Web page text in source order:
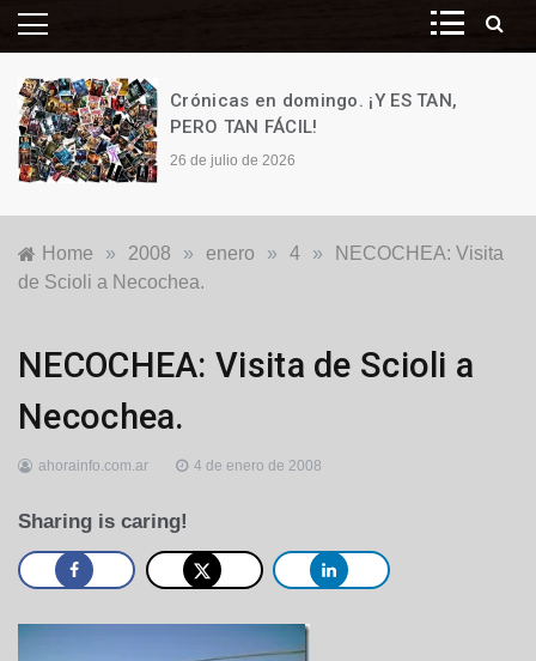
Crónicas en domingo. ¡Y ES TAN,
PERO TAN FÁCIL!
26 de julio de 2026
Home » 2008 » enero » 4 »
NECOCHEA: Visita
de Scioli a Necochea.
Locales
NECOCHEA: Visita de Scioli a
Necochea.
ahorainfo.com.ar 4 de enero de 2008
Sharing is caring!